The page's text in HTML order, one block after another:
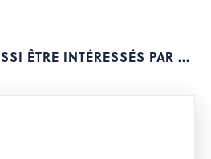
ÊTRE INTÉRESSÉS PAR ...